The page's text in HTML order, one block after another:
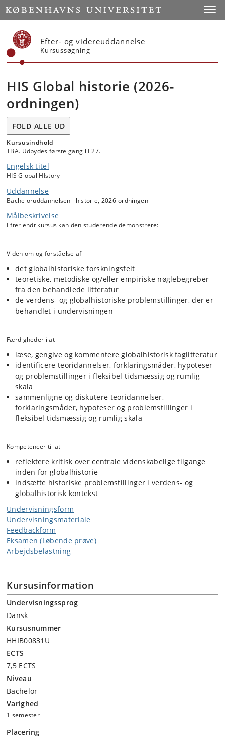
Start
Efter- og videreuddannelse
Kursussøgning
HIS Global historie (2026-
ordningen)
FOLD ALLE UD
Kursusindhold
TBA. Udbydes første gang i E27.
Engelsk titel
HIS Global HIstory
Uddannelse
Bacheloruddannelsen i historie, 2026-ordningen
Målbeskrivelse
Efter endt kursus kan den studerende demonstrere:
Viden om og forståelse af
det globalhistoriske forskningsfelt
teoretiske, metodiske og/eller empiriske nøglebegreber
fra den behandlede litteratur
de verdens- og globalhistoriske problemstillinger, der er
behandlet i undervisningen
Færdigheder i at
læse, gengive og kommentere globalhistorisk faglitteratur
identificere teoridannelser, forklaringsmåder, hypoteser
og problemstillinger i fleksibel tidsmæssig og rumlig
skala
sammenligne og diskutere teoridannelser,
forklaringsmåder, hypoteser og problemstillinger i
fleksibel tidsmæssig og rumlig skala
Kompetencer til at
reflektere kritisk over centrale videnskabelige tilgange
inden for globalhistorie
indsætte historiske problemstillinger i verdens- og
globalhistorisk kontekst
Undervisningsform
Undervisningsmateriale
Feedbackform
Eksamen (Løbende prøve)
Arbejdsbelastning
Kursusinformation
Undervisningssprog
Dansk
Kursusnummer
HHIB00831U
ECTS
7,5 ECTS
Niveau
Bachelor
Varighed
1 semester
Placering